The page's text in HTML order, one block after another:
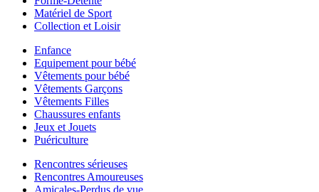
Matériel de Sport
Collection et Loisir
Enfance
Equipement pour bébé
Vêtements pour bébé
Vêtements Garçons
Vêtements Filles
Chaussures enfants
Jeux et Jouets
Puériculture
Rencontres sérieuses
Rencontres Amoureuses
Amicales-Perdus de vue